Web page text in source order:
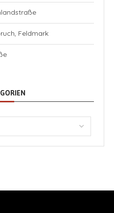
Feldmark